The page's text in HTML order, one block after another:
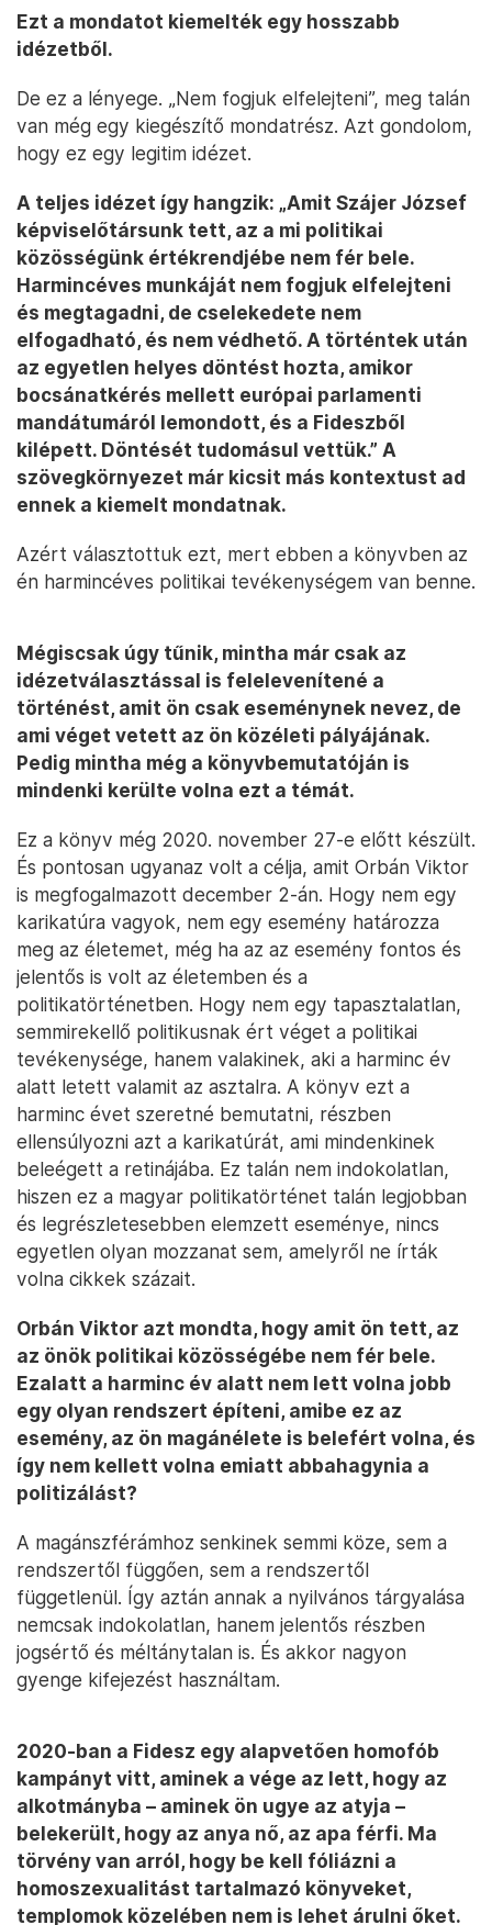
Ezt a mondatot kiemelték egy hosszabb
idézetből.
De ez a lényege. „Nem fogjuk elfelejteni”, meg talán
van még egy kiegészítő mondatrész. Azt gondolom,
hogy ez egy legitim idézet.
A teljes idézet így hangzik: „Amit Szájer József
képviselőtársunk tett, az a mi politikai
közösségünk értékrendjébe nem fér bele.
Harmincéves munkáját nem fogjuk elfelejteni
és megtagadni, de cselekedete nem
elfogadható, és nem védhető. A történtek után
az egyetlen helyes döntést hozta, amikor
bocsánatkérés mellett európai parlamenti
mandátumáról lemondott, és a Fideszből
kilépett. Döntését tudomásul vettük.” A
szövegkörnyezet már kicsit más kontextust ad
ennek a kiemelt mondatnak.
Azért választottuk ezt, mert ebben a könyvben az
én harmincéves politikai tevékenységem van benne.
Mégiscsak úgy tűnik, mintha már csak az
idézetválasztással is felelevenítené a
történést, amit ön csak eseménynek nevez, de
ami véget vetett az ön közéleti pályájának.
Pedig mintha még a könyvbemutatóján is
mindenki kerülte volna ezt a témát.
Ez a könyv még 2020. november 27-e előtt készült.
És pontosan ugyanaz volt a célja, amit Orbán Viktor
is megfogalmazott december 2-án. Hogy nem egy
karikatúra vagyok, nem egy esemény határozza
meg az életemet, még ha az az esemény fontos és
jelentős is volt az életemben és a
politikatörténetben. Hogy nem egy tapasztalatlan,
semmirekellő politikusnak ért véget a politikai
tevékenysége, hanem valakinek, aki a harminc év
alatt letett valamit az asztalra. A könyv ezt a
harminc évet szeretné bemutatni, részben
ellensúlyozni azt a karikatúrát, ami mindenkinek
beleégett a retinájába. Ez talán nem indokolatlan,
hiszen ez a magyar politikatörténet talán legjobban
és legrészletesebben elemzett eseménye, nincs
egyetlen olyan mozzanat sem, amelyről ne írták
volna cikkek százait.
Orbán Viktor azt mondta, hogy amit ön tett, az
az önök politikai közösségébe nem fér bele.
Ezalatt a harminc év alatt nem lett volna jobb
egy olyan rendszert építeni, amibe ez az
esemény, az ön magánélete is belefért volna, és
így nem kellett volna emiatt abbahagynia a
politizálást?
A magánszférámhoz senkinek semmi köze, sem a
rendszertől függően, sem a rendszertől
függetlenül. Így aztán annak a nyilvános tárgyalása
nemcsak indokolatlan, hanem jelentős részben
jogsértő és méltánytalan is. És akkor nagyon
gyenge kifejezést használtam.
2020-ban a Fidesz egy alapvetően homofób
kampányt vitt, aminek a vége az lett, hogy az
alkotmányba – aminek ön ugye az atyja –
belekerült, hogy az anya nő, az apa férfi. Ma
törvény van arról, hogy be kell fóliázni a
homoszexualitást tartalmazó könyveket,
templomok közelében nem is lehet árulni őket.